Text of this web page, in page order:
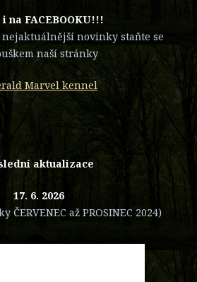
i na FACEBOOKU!!!
novinky staňte se
naší stránky
Marvel kennel
aktualizace
17. 6. 2026
až PROSINEC 2024)